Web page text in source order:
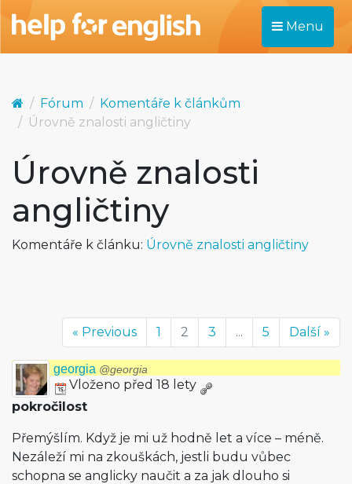
Menu
Fórum
Komentáře k článkům
Úrovně znalosti angličtiny
Úrovně znalosti
angličtiny
Komentáře k článku: Úrovně znalosti angličtiny
« Previous 1 2 3 ... 5 Další »
georgia @georgia
Vloženo před 18 lety
pokročilost
Přemýšlím. Když je mi už hodně let a více – méně.
Nezáleží mi na zkouškách, jestli budu vůbec
schopna se anglicky naučit a za jak dlouho si